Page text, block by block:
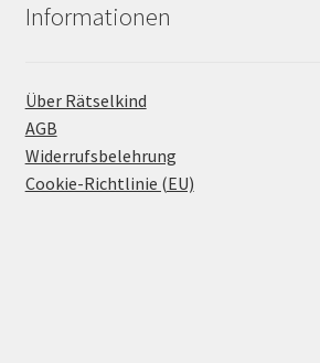
Informationen
Über Rätselkind
AGB
Widerrufsbelehrung
Cookie-Richtlinie (EU)